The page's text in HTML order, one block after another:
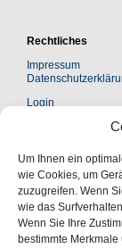
Um Ihnen ein
wie Cookies, um
zuzugreifen. Wenn
wie das
Wenn Sie Ihre
bestimmte
Rechtliches
Impressum
Login
Leopoldina
Jägerberg 1 |
Postanschrift:
Postfach 110543 |